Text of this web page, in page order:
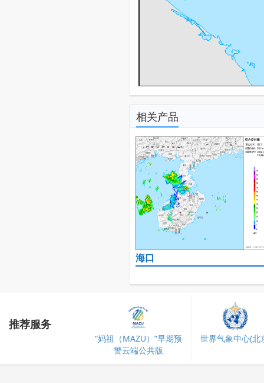
相关产品
海口
推荐服务
“妈祖（MAZU）”早期预
警云端公共版
世界气象中心(北